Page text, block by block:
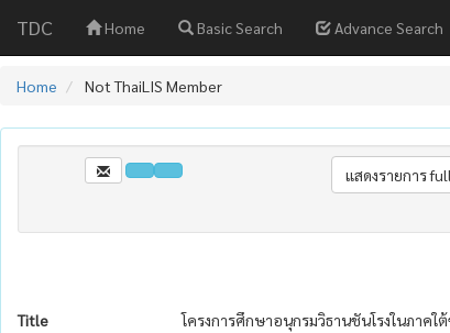
TDC Home Basic Search Advance Search
Home Not ThaiLIS Member
Title
โครงการศึกษาอนุกรมวิธานชันโรงในภาคใ